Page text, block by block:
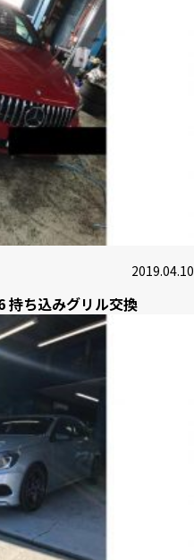
2019.04.10
持ち込みグリル交換